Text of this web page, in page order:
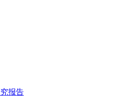
报告